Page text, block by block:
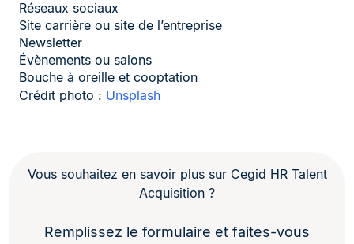
Réseaux sociaux
Site carrière ou site de l’entreprise
Newsletter
Évènements ou salons
Bouche à oreille et cooptation
Crédit photo : Unsplash
Vous souhaitez en savoir plus sur Cegid HR Talent
Acquisition ?
Remplissez le formulaire et faites-vous